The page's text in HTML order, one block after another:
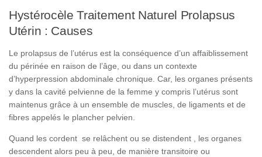
Hystérocèle Traitement Naturel Prolapsus
Utérin : Causes
Le prolapsus de l’utérus est la conséquence d’un affaiblissement
du périnée en raison de l’âge, ou dans un contexte
d’hyperpression abdominale chronique. Car, les organes présents
y dans la cavité pelvienne de la femme y compris l’utérus sont
maintenus grâce à un ensemble de muscles, de ligaments et de
fibres appelés le plancher pelvien.
Quand les cordent se relâchent ou se distendent , les organes
descendent alors peu à peu, de manière transitoire ou